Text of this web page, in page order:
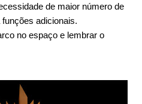
de maior número de
adicionais.
no espaço e lembrar o